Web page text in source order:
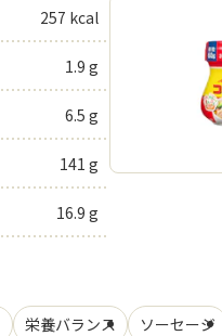
257 kcal
1.9 g
6.5 g
141 g
16.9 g
栄養バランス ソーセージ